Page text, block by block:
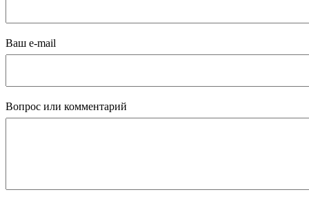
Ваш e-mail
Вопрос или комментарий